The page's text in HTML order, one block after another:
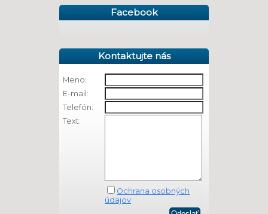
Facebook
Kontaktujte nás
Meno:
E-mail:
Telefón:
Text:
Ochrana osobných
údajov